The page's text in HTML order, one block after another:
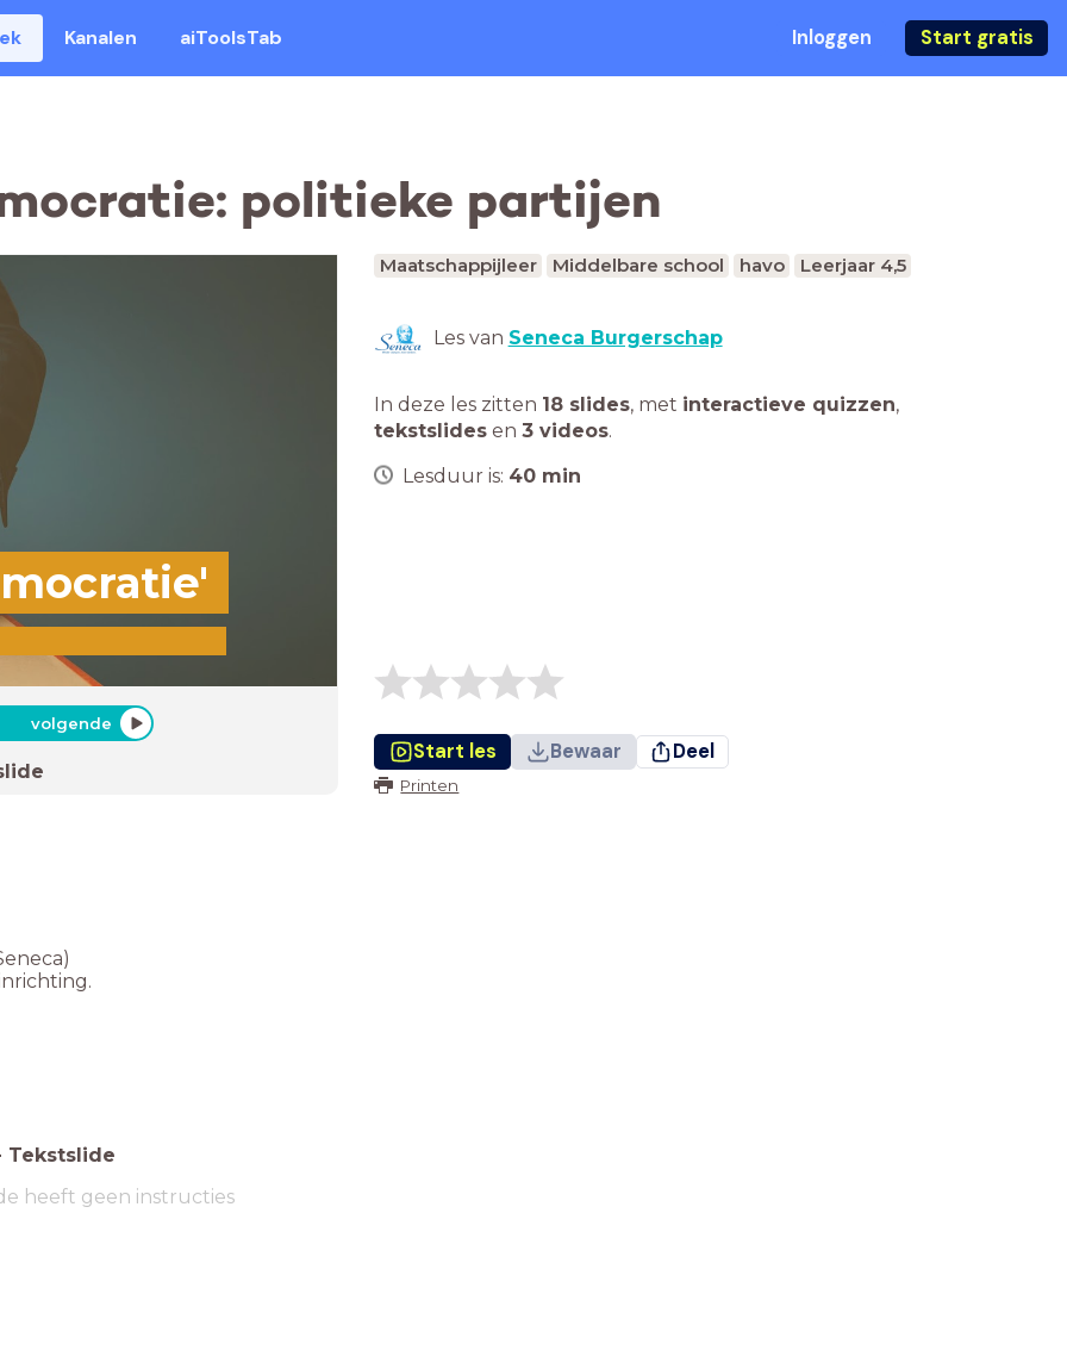
Kanalen aiToolsTab Inloggen Start gratis
politieke partijen
volgende
Maatschappijleer Middelbare school havo Leerjaar 4,5
Les van Seneca Burgerschap
In deze les zitten 18 slides, met interactieve quizzen,
tekstslides en 3 videos.
Lesduur is: 40 min
Start les Bewaar Deel
Printen
Tekstslide
heeft geen instructies